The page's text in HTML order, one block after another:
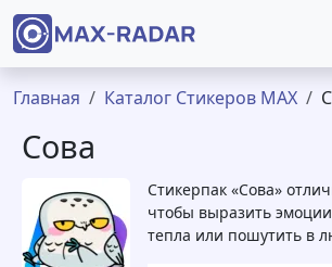
Перейти к основному содержанию
Строка навигации
Главная Каталог Стикеров MAX
Сова
Стикерпак «Сова»
чтобы выразить
тепла или пошутить в